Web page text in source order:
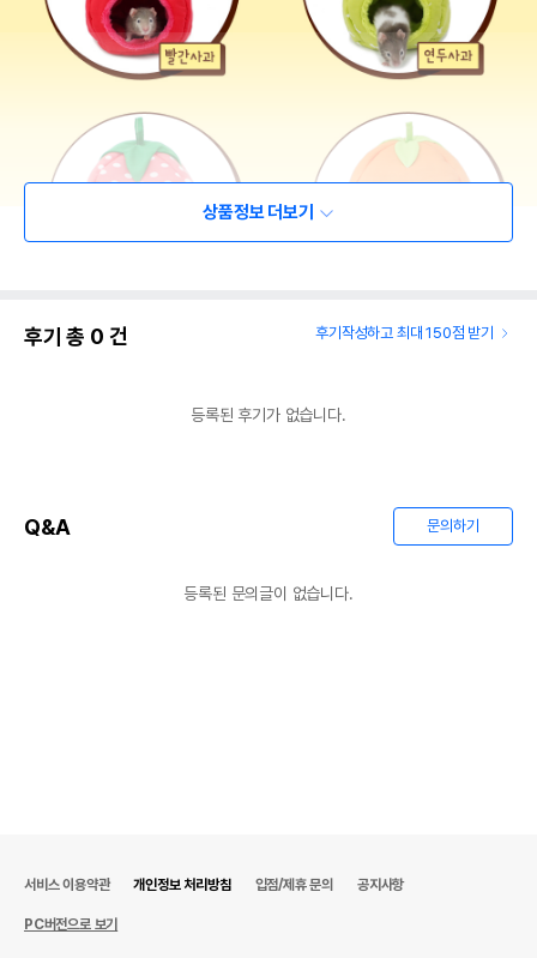
상품정보 더보기
후기 총 0 건 후기작성하고 최대 150점 받기
등록된 후기가 없습니다.
Q&A 문의하기
등록된 문의글이 없습니다.
서비스 이용약관 개인정보 처리방침 입점/제휴 문의 공지사항
PC버전으로 보기